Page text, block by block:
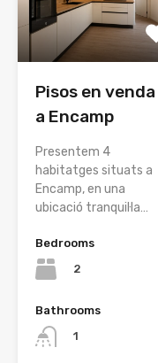
Pisos en venda
a Encamp
Presentem 4
habitatges situats a
Encamp, en una
ubicació tranquil·la…
Bedrooms
2
Bathrooms
1